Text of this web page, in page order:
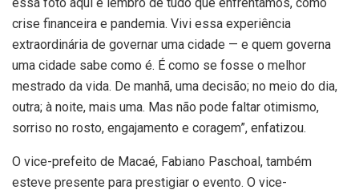
crise financeira e pandemia. Vivi essa experiência
extraordinária de governar uma cidade — e quem governa
uma cidade sabe como é. É como se fosse o melhor
mestrado da vida. De manhã, uma decisão; no meio do dia,
outra; à noite, mais uma. Mas não pode faltar otimismo,
sorriso no rosto, engajamento e coragem”, enfatizou.
O vice-prefeito de Macaé, Fabiano Paschoal, também
esteve presente para prestigiar o evento. O vice-